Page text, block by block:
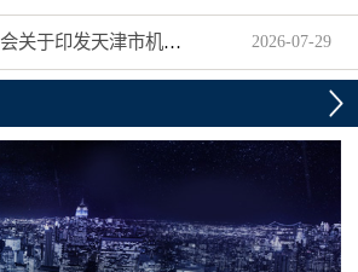
天津市交通运输委员会关于印发天津市机动车驾驶员培训机构及教练员综合信用评价管理办法的通知 2026-07-29